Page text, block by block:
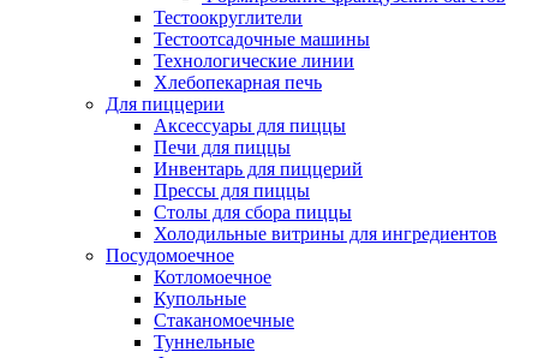
Тестоокруглители
Тестоотсадочные машины
Технологические линии
Хлебопекарная печь
Для пиццерии
Аксессуары для пиццы
Печи для пиццы
Инвентарь для пиццерий
Прессы для пиццы
Столы для сбора пиццы
Холодильные витрины для ингредиентов
Посудомоечное
Котломоечное
Купольные
Стаканомоечные
Туннельные